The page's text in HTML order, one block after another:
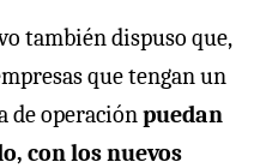
también dispuso que,
que tengan un
de operaciónpuedan
con los nuevos